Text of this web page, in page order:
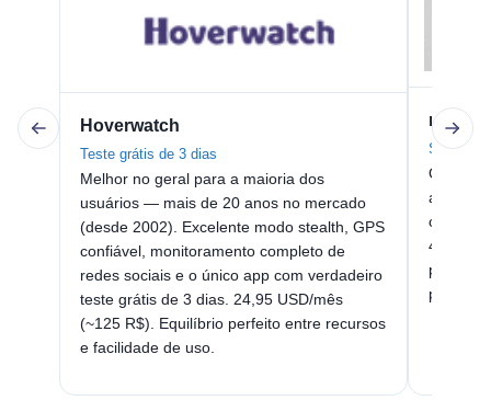
Hoverwatch
Teste grátis de 3 dias
Melhor no geral para a maioria dos
usuários — mais de 20 anos no mercado
(desde 2002). Excelente modo stealth, GPS
confiável, monitoramento completo de
redes sociais e o único app com verdadeiro
teste grátis de 3 dias. 24,95 USD/mês
(~125 R$). Equilíbrio perfeito entre recursos
e facilidade de uso.
mSpy
Sem
Opção
apps
chave,
48,99
precisa